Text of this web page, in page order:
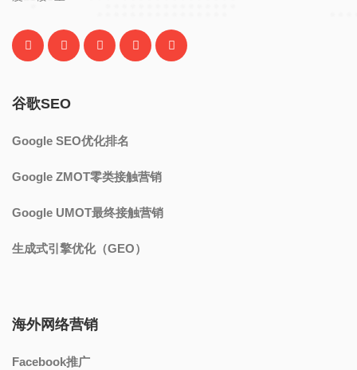
谷歌SEO
Google SEO优化排名
Google ZMOT零类接触营销
Google UMOT最终接触营销
生成式引擎优化（GEO）
海外网络营销
Facebook推广